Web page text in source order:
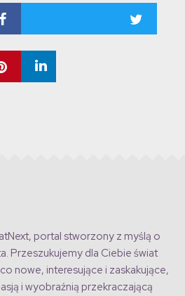
portal stworzony z myślą o
Przeszukujemy dla Ciebie świat
nowe, interesujące i zaskakujące,
i wyobraźnią przekraczającą